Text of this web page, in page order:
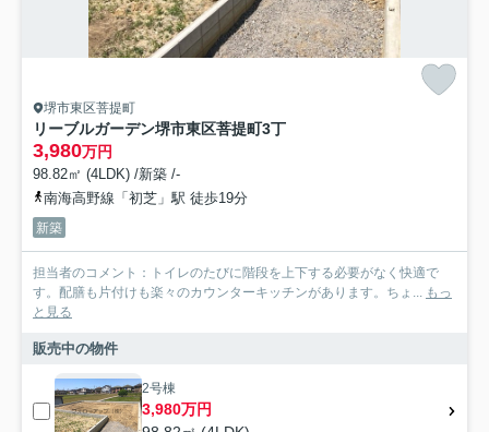
堺市東区菩提町
リーブルガーデン堺市東区菩提町3丁
3,980万円
98.82㎡ (4LDK) /新築 /-
南海高野線「初芝」駅 徒歩19分
新築
担当者のコメント：トイレのたびに階段を上下する必要がなく快適で
す。配膳も片付けも楽々のカウンターキッチンがあります。ちょ... もっ
と見る
販売中の物件
2号棟
3,980万円